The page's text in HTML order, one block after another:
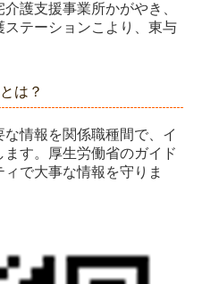
護支援事業所かがやき、
テーションこより、東与
は？
情報を関係職種間で、イ
す。厚生労働省のガイド
で大事な情報を守りま